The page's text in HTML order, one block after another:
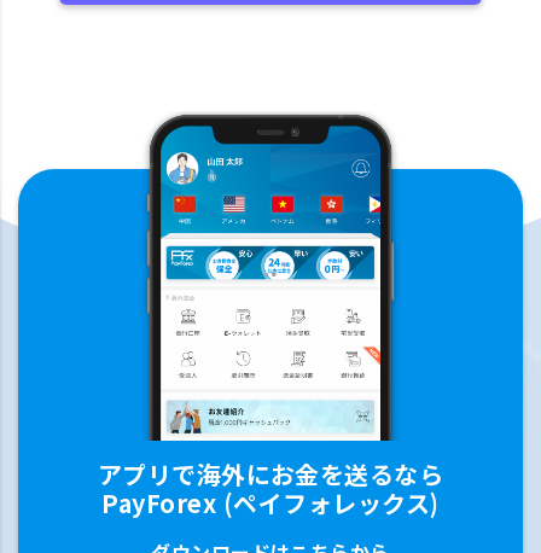
アプリで海外にお金を送るなら
PayForex (ペイフォレックス)